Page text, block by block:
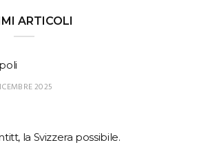
ARTICOLI
2025
la Svizzera possibile.